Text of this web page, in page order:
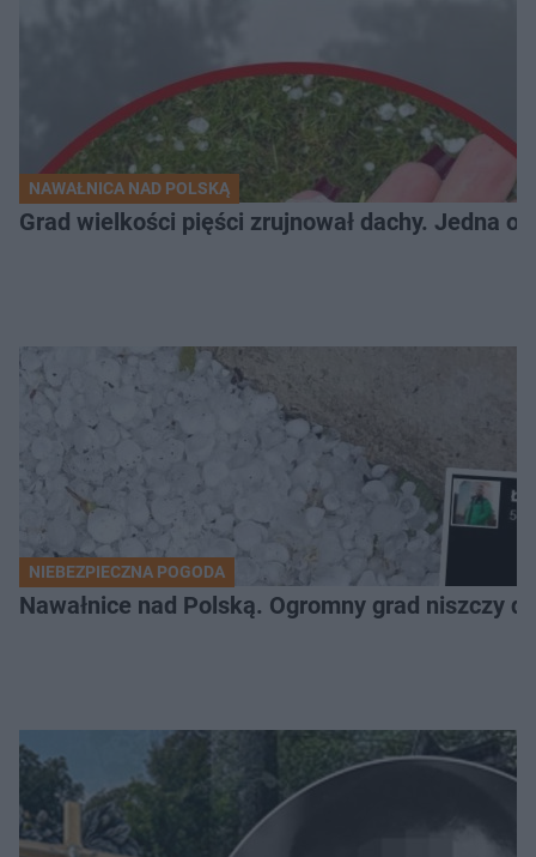
NAWAŁNICA NAD POLSKĄ
Grad wielkości pięści zrujnował dachy. Jedna
NIEBEZPIECZNA POGODA
Nawałnice nad Polską. Ogromny grad niszczy